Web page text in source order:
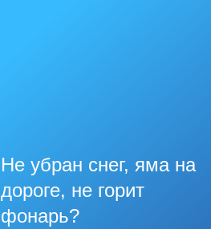
Не убран снег, яма на
дороге, не горит
фонарь?